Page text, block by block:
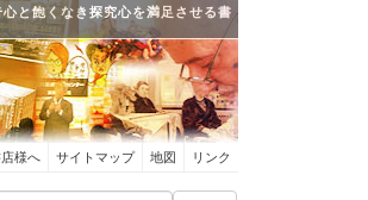
と飽くなき探究心を満足させる書
様へ サイトマップ 地図 リンク